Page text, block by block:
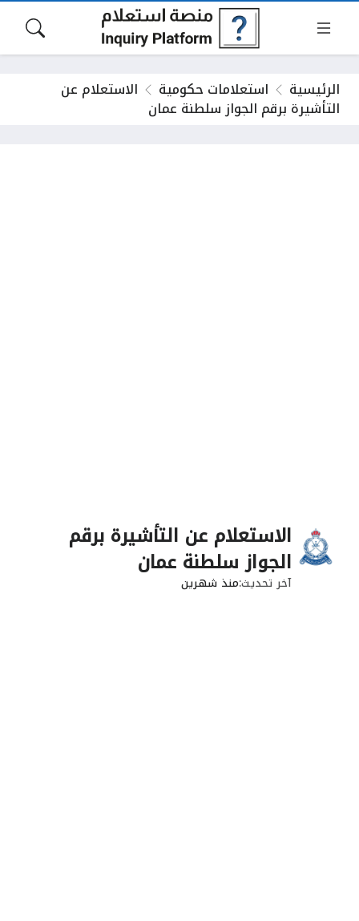
الرئيسية استعلامات حكومية الاستعلام عن
التأشيرة برقم الجواز سلطنة عمان
الاستعلام عن التأشيرة برقم
الجواز سلطنة عمان
آخر تحديثمنذ شهرين